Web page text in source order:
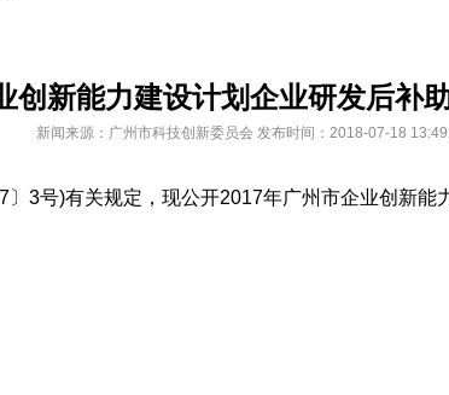
创新能力建设计划企业研发后补
新闻来源： 广州市科技创新委员会发布时间： 2018-07-18
号)有关规定，现公开2017年广州市企业创新能